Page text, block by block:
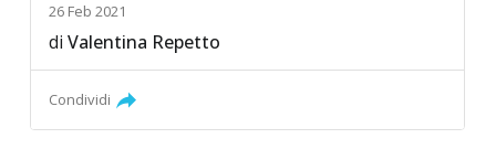
26 Feb 2021
diValentina Repetto
Condividi